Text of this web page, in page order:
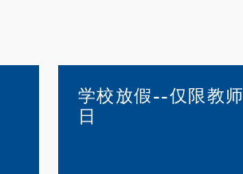
学校放假--仅限教师
日